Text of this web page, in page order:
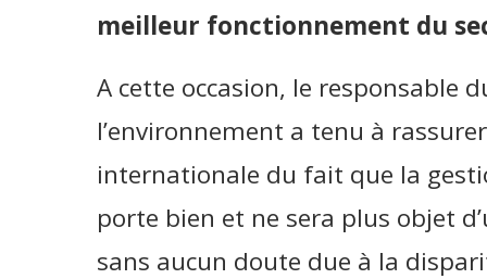
meilleur fonctionnement du
A cette occasion, le responsable
l’environnement a tenu à
internationale du fait que la
porte bien et ne sera plus objet
sans aucun doute due à la